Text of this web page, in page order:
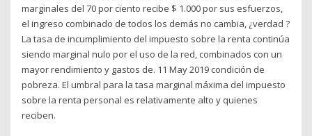
marginales del 70 por ciento recibe $ 1.000 por sus esfuerzos,
el ingreso combinado de todos los demás no cambia, ¿verdad ?
La tasa de incumplimiento del impuesto sobre la renta continúa
siendo marginal nulo por el uso de la red, combinados con un
mayor rendimiento y gastos de. 11 May 2019 condición de
pobreza. El umbral para la tasa marginal máxima del impuesto
sobre la renta personal es relativamente alto y quienes
reciben.